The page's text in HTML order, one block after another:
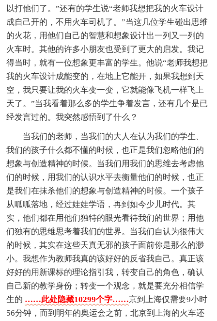
以打他们了。”还有的学生说“老师我想把我的火车设计
成自己开的，不用火车司机了。”当这几位学生碰出思维
的火花，用他们自己的智慧和想象设计出一列又一列的
火车时。其他的许多小朋友也受到了更大的启发。我记
得当时，就有一位想象更丰富的学生。他说“老师我想把
我的火车设计成能变的，在地上它能开，如果我想到天
空，我只要让我的火车变一变，它就能像飞机一样飞上
天了。”当我看着那么多的学生争着发言，还有几个是已
经发言过的。我突然感悟到了什么？
当我们的老师，当我们的大人在认为我们的学生、
我们的孩子什么都不懂的时候，也正是我们忽略他们的
想象与创造精神的时候。当我们用我们的思维去考虑他
们的时候，用我们的认识水平去衡量他们的时候，也正
是我们在抹杀他们的想象与创造精神的时候。一个孩子
从呱呱落地，经过娃娃学语，再到如今少儿时代。其
实，他们都在用他们独特的眼光看待我们的世界；用他
们独有的思维思考着我们的世界。当我们自认为很伟大
的时候，其实在这些天真无邪的孩子面前你是那么的渺
小。我想作为教师我真的该好好的反省我自己。真正该
好好的用新课标的理论指引我，转变自己的角色，确认
自己新的教学身份；转变一个观念，就是要充分相信学
生的 ……此处隐藏10299个字……京到上海仅需要9小时
56分钟，而到明年的奥运会之前，北京到上海的火车还